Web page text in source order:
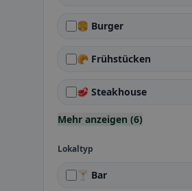
🍔 Burger
🥐 Frühstücken
🥩 Steakhouse
Mehr anzeigen (6)
Lokaltyp
🍸 Bar